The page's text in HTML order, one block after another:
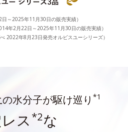
～2025年11月30日の販売実績）
年2月22日～2025年11月30日の販売実績）
2022年8月23日発売オルビスユーシリーズ）
の水分子が駆け巡り *1
ス *2な